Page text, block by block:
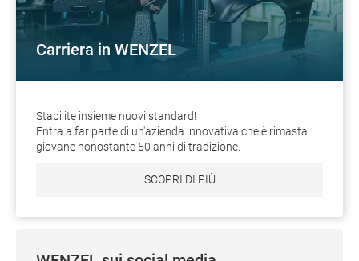
Carriera in WENZEL
Stabilite insieme nuovi standard!
Entra a far parte di un'azienda innovativa che è rimasta
giovane nonostante 50 anni di tradizione.
SCOPRI DI PIÙ